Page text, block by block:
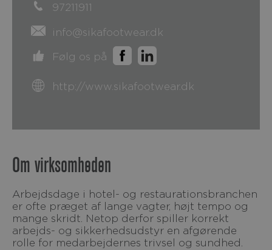
97211911
info@sikafootwear.dk
Følg os på
http://www.sikafootwear.dk
Om virksomheden
Arbejdsdage i hotel- og restaurationsbranchen
er ofte præget af lange vagter, højt tempo og
mange skridt. Netop derfor spiller korrekt
arbejds- og sikkerhedsudstyr en afgørende
rolle for medarbejdernes trivsel og sundhed.